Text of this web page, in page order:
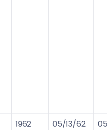
1962 05/13/62